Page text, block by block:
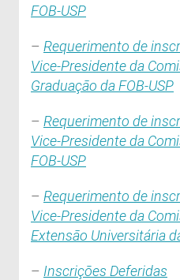
FOB-USP
– Requerimento de
Vice-Presidente da
Graduação da FOB-USP
– Requerimento de
Vice-Presidente da
FOB-USP
– Requerimento de
Vice-Presidente da
Extensão Universitária
– Inscrições Deferidas